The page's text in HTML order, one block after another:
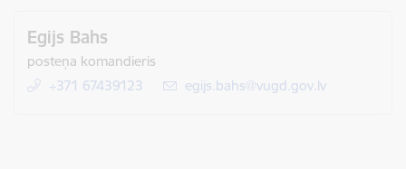
Egijs Bahs
posteņa komandieris
+371 67439123
E-pasts:
egijs.bahs@vugd.gov.lv